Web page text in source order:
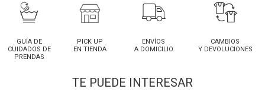
GUÍA DE
CUIDADOS DE
PRENDAS
PICK UP
EN TIENDA
ENVÍOS
A DOMICILIO
CAMBIOS
Y DEVOLUCIONES
TE PUEDE INTERESAR